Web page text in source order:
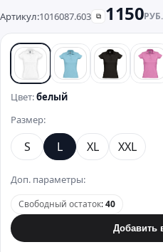
Артикул:1016087.603 ⧉ 1150РУБ.
белый бирюзовый
черный
Цвет:белый
Размер:
S L XL XXL
Доп. параметры:
Свободный остаток:40
Добавить